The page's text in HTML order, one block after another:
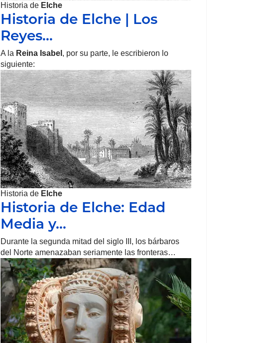
Historia de Elche
Historia de Elche | Los
Reyes…
A la Reina Isabel , por su parte, le escribieron lo
siguiente:
Historia de Elche
Historia de Elche: Edad
Media y…
Durante la segunda mitad del siglo III, los bárbaros
del Norte amenazaban seriamente las fronteras…